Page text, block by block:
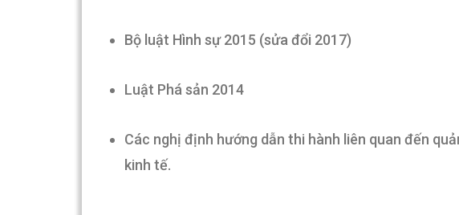
Bộ luật Hình sự 2015 (sửa đổi 2017)
Luật Phá sản 2014
Các nghị định hướng dẫn thi hành liên quan đến
kinh tế.